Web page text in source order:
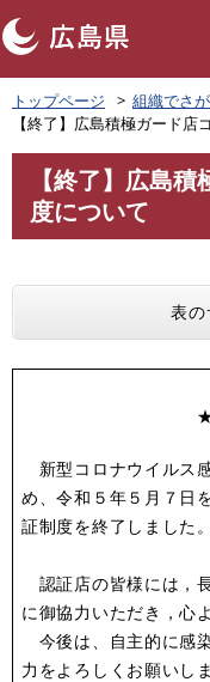
ペ
ー
の
で
。
トップページ 組織でさ
【終了】広島積極ガード店
【終了】広島
度について
表の
★
新型コロナウイルス
め、令和５年５月７日
証制度を終了しました。
認証店の皆様には，
に御協力いただき，心
今後は、自主的に感
力をよろしくお願いしま